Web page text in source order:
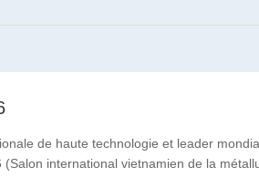
de haute technologie et leader
international vietnamien de la